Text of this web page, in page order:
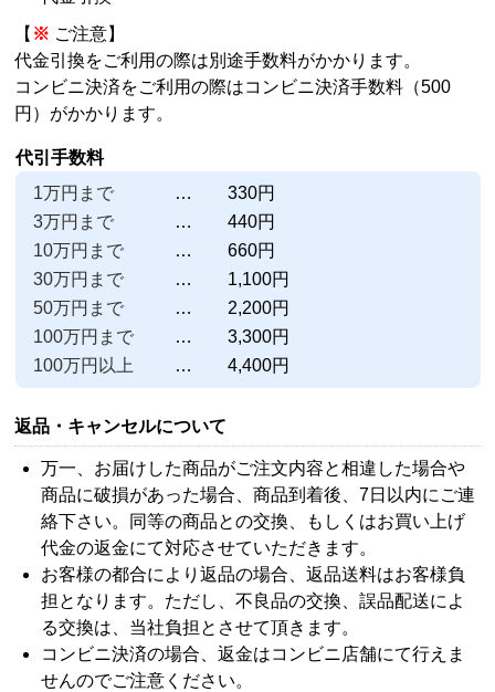
【 ※ ご注意】
代金引換をご利用の際は別途手数料がかかります。
コンビニ決済をご利用の際はコンビニ決済手数料（500
円）がかかります。
代引手数料
1万円まで
330円
3万円まで
440円
10万円まで
660円
30万円まで
1,100円
50万円まで
2,200円
100万円まで
3,300円
100万円以上
4,400円
返品・キャンセルについて
万一、お届けした商品がご注文内容と相違した場合や
商品に破損があった場合、商品到着後、7日以内にご連
絡下さい。同等の商品との交換、もしくはお買い上げ
代金の返金にて対応させていただきます。
お客様の都合により返品の場合、返品送料はお客様負
担となります。ただし、不良品の交換、誤品配送によ
る交換は、当社負担とさせて頂きます。
コンビニ決済の場合、返金はコンビニ店舗にて行えま
せんのでご注意ください。